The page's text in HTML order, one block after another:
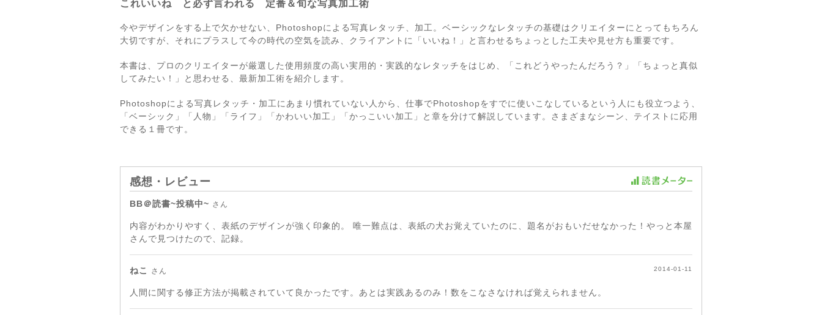
これいいね と必ず言われる 定番＆旬な写真加工術
今やデザインをする上で欠かせない、Photoshopによる写真レタッチ、加工。ベーシックなレタッチの基礎はクリエイターにとってもちろん
大切ですが、それにプラスして今の時代の空気を読み、クライアントに「いいね！」と言わせるちょっとした工夫や見せ方も重要です。
本書は、プロのクリエイターが厳選した使用頻度の高い実用的・実践的なレタッチをはじめ、「これどうやったんだろう？」「ちょっと真似
してみたい！」と思わせる、最新加工術を紹介します。
Photoshopによる写真レタッチ・加工にあまり慣れていない人から、仕事でPhotoshopをすでに使いこなしているという人にも役立つよう、
「ベーシック」「人物」「ライフ」「かわいい加工」「かっこいい加工」と章を分けて解説しています。さまざまなシーン、テイストに応用
できる１冊です。
感想・レビュー
BB＠読書~投稿中~ さん
内容がわかりやすく、表紙のデザインが強く印象的。 唯一難点は、表紙の犬お覚えていたのに、題名がおもいだせなかった！やっと本屋
さんで見つけたので、記録。
ねこ さん 2014-01-11
人間に関する修正方法が掲載されていて良かったです。あとは実践あるのみ！数をこなさなければ覚えられません。